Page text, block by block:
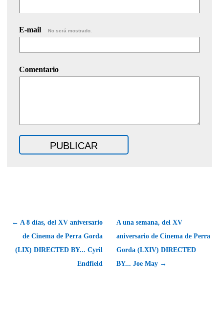
E-mail No será mostrado.
Comentario
← A 8 días, del XV aniversario
de Cinema de Perra Gorda
(LIX) DIRECTED BY... Cyril
Endfield
A una semana, del XV
aniversario de Cinema de Perra
Gorda (LXIV) DIRECTED
BY... Joe May →